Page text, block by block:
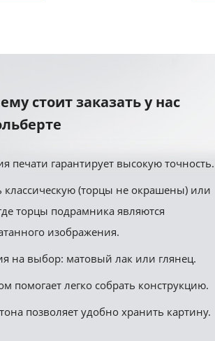
стоит заказать у нас
печати гарантирует высокую точность.
(торцы не окрашены) или
торцы подрамника являются
изображения.
на выбор: матовый лак или глянец.
помогает легко собрать конструкцию.
позволяет удобно хранить картину.